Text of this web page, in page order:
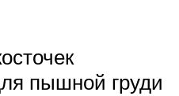
пышной груди